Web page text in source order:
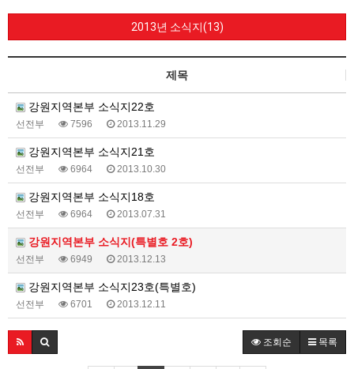
2013년 소식지(13)
제목
강원지역본부 소식지22호
선전부 7596 2013.11.29
강원지역본부 소식지21호
선전부 6964 2013.10.30
강원지역본부 소식지18호
선전부 6964 2013.07.31
강원지역본부 소식지(특별호 2호)
선전부 6949 2013.12.13
강원지역본부 소식지23호(특별호)
선전부 6701 2013.12.11
조회순 목록